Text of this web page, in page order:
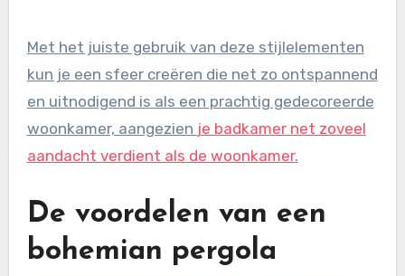
Met het juiste gebruik van deze stijlelementen
kun je een sfeer creëren die net zo ontspannend
en uitnodigend is als een prachtig gedecoreerde
woonkamer, aangezien je badkamer net zoveel
aandacht verdient als de woonkamer.
De voordelen van een
bohemian pergola